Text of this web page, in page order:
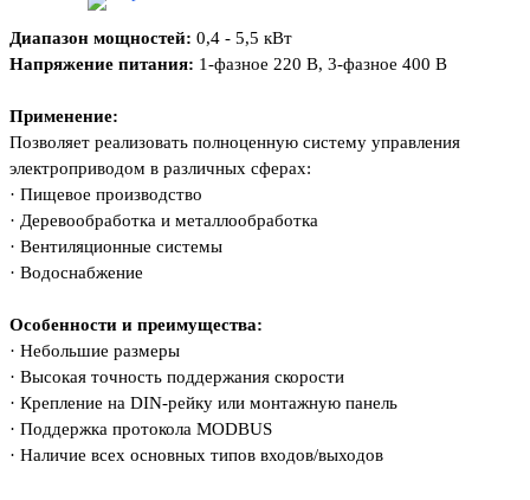
Диапазон мощностей: 0,4 - 5,5 кВт
Напряжение питания: 1-фазное 220 В, 3-фазное 400 В
Применение:
Позволяет реализовать полноценную систему управления
электроприводом в различных сферах:
· Пищевое производство
· Деревообработка и металлообработка
· Вентиляционные системы
· Водоснабжение
Особенности и преимущества:
· Небольшие размеры
· Высокая точность поддержания скорости
· Крепление на DIN-рейку или монтажную панель
· Поддержка протокола MODBUS
· Наличие всех основных типов входов/выходов